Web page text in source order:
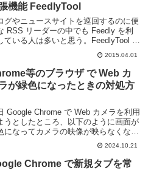
機能 FeedlyTool
グやニュースサイトを巡回するのに便
RSS リーダーの中でも Feedly を利
ている人は多いと思う。FeedlyTool は
Feedly をより便利にする為の Google
の拡張機能です。この拡張機能で
2015.04.01
等のブラウザ で Web カ
が緑色になったときの対処方
Google Chrome で Web カメラを利用
うとしたところ、以下のように画面が
になってカメラの映像が映らなくなっ
まった。他のカメラアプリでは正常に
できるので、デバイスや Windows で
く Google ...
2024.10.21
Chrome で新規タブを常